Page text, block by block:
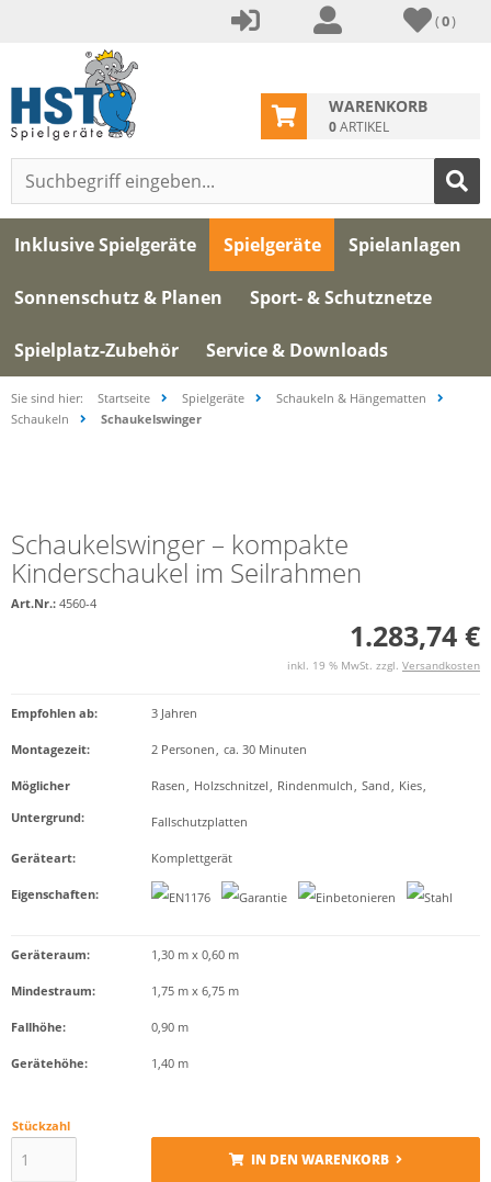
(0)
WARENKORB
0ARTIKEL
Inklusive Spielgeräte Spielgeräte Spielanlagen
Sonnenschutz & Planen Sport- & Schutznetze
Spielplatz-Zubehör Service & Downloads
Sie sind hier: Startseite Spielgeräte
Schaukeln & Hängematten
Schaukeln
Schaukelswinger
Schaukelswinger – kompakte
Kinderschaukel im Seilrahmen
Art.Nr.: 4560-4
1.283,74 €
inkl. 19 % MwSt. zzgl. Versandkosten
Empfohlen ab: 3 Jahren
Montagezeit: 2 Personen, ca. 30 Minuten
Möglicher
Untergrund:
Rasen, Holzschnitzel, Rindenmulch, Sand, Kies,
Fallschutzplatten
Geräteart: Komplettgerät
Eigenschaften:
Geräteraum: 1,30 m x 0,60 m
Mindestraum: 1,75 m x 6,75 m
Fallhöhe: 0,90 m
Gerätehöhe: 1,40 m
Stückzahl
IN DEN WARENKORB